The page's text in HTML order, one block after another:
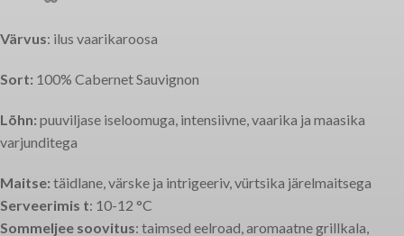
Värvus: ilus vaarikaroosa
Sort: 100% Cabernet Sauvignon
Lõhn: puuviljase iseloomuga, intensiivne, vaarika ja maasika
varjunditega
Maitse: täidlane, värske ja intrigeeriv, vürtsika järelmaitsega
Serveerimis t: 10-12 °C
Sommeljee soovitus: taimsed eelroad, aromaatne grillkala,